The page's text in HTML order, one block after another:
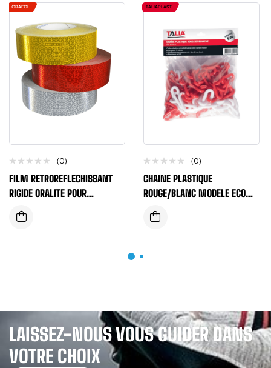
ORAFOL
(0)
FILM RETROREFLECHISSANT
RIGIDE ORALITE POUR
CAMION/VEHICULE
TALIAPLAST
(0)
CHAINE PLASTIQUE
ROUGE/BLANC MODELE ECO
N°8 LONGUEUR 25 METRES
LAISSEZ-NOUS VOUS GUIDER DANS
VOTRE CHOIX